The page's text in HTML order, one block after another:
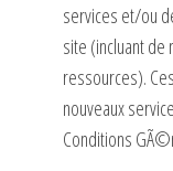
services et/ou
site (incluant de
ressources).
nouveaux
Conditions